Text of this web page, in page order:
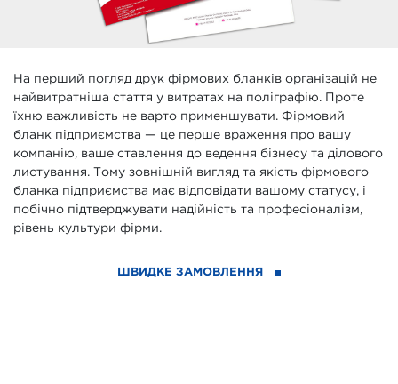
На перший погляд друк фірмових бланків організацій не
найвитратніша стаття у витратах на поліграфію. Проте
їхню важливість не варто применшувати. Фірмовий
бланк підприємства — це перше враження про вашу
компанію, ваше ставлення до ведення бізнесу та ділового
листування. Тому зовнішній вигляд та якість фірмового
бланка підприємства має відповідати вашому статусу, і
побічно підтверджувати надійність та професіоналізм,
рівень культури фірми.
ШВИДКЕ ЗАМОВЛЕННЯ